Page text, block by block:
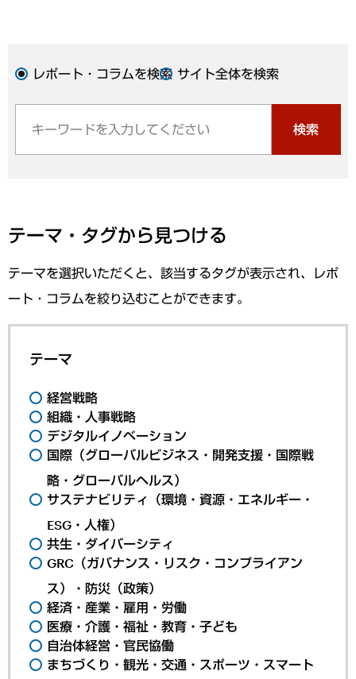
レポート・コラムを検索 サイト全体を検索
検索
テーマ・タグから見つける
テーマを選択いただくと、該当するタグが表示され、レポ
ート・コラムを絞り込むことができます。
テーマ
経営戦略
組織・人事戦略
デジタルイノベーション
国際（グローバルビジネス・開発支援・国際戦
略・グローバルヘルス）
サステナビリティ（環境・資源・エネルギー・
ESG・人権）
共生・ダイバーシティ
GRC（ガバナンス・リスク・コンプライアン
ス）・防災（政策）
経済・産業・雇用・労働
医療・介護・福祉・教育・子ども
自治体経営・官民協働
まちづくり・観光・交通・スポーツ・スマート